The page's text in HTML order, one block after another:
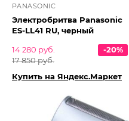
PANASONIC
Электробритва Panasonic
ES-LL41 RU, черный
14 280 руб.
17 850 руб.
-20%
Купить на Яндекс.Маркет